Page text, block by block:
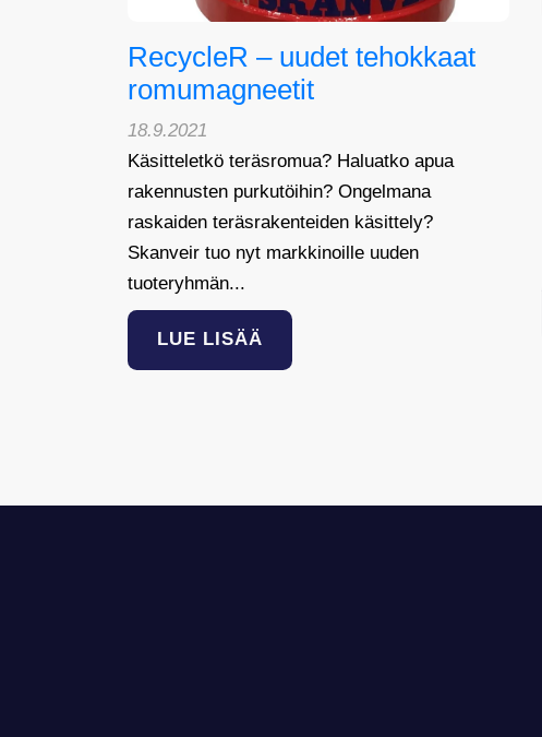
RecycleR – uudet tehokkaat
romumagneetit
18.9.2021
Käsitteletkö teräsromua? Haluatko apua
rakennusten purkutöihin? Ongelmana
raskaiden teräsrakenteiden käsittely?
Skanveir tuo nyt markkinoille uuden
tuoteryhmän...
LUE LISÄÄ